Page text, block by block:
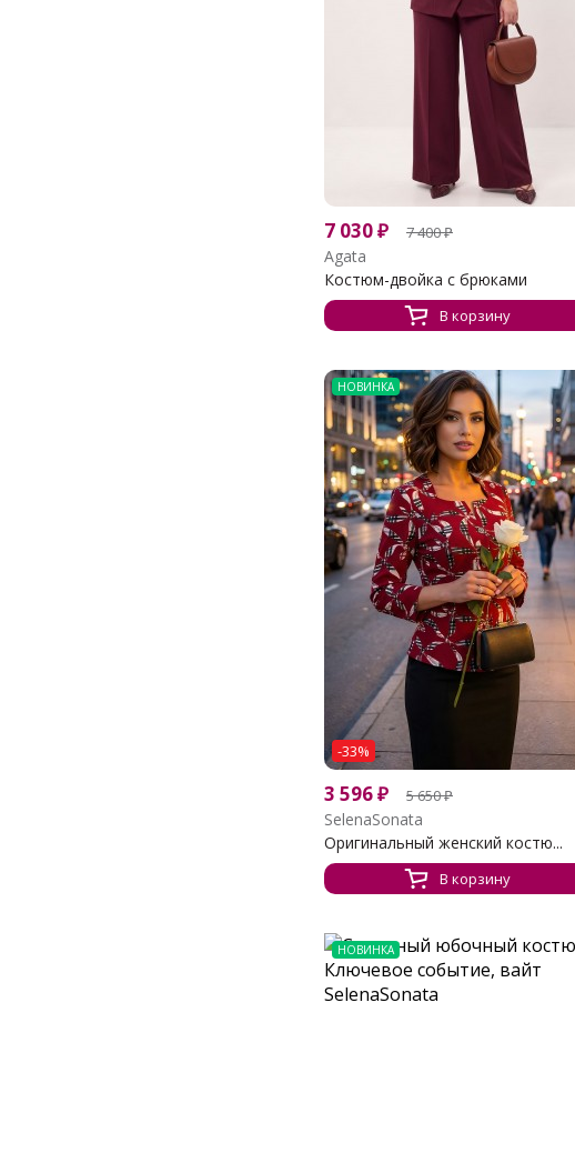
7 030₽ 7 400₽
Agata
Костюм-двойка с брюками
В корзину
НОВИНКА
-33%
3 596₽ 5 650₽
SelenaSonata
Оригинальный женский костю...
В корзину
НОВИНКА